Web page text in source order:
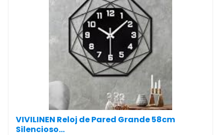
VIVILINEN Reloj de Pared Grande 58cm
Silencioso...